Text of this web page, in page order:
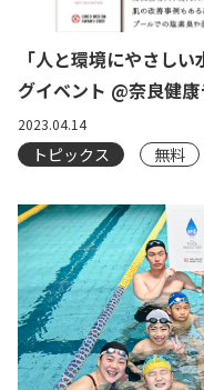
「人と環境にやさし
グイベント @奈良健
2023.04.14
トピックス 無料